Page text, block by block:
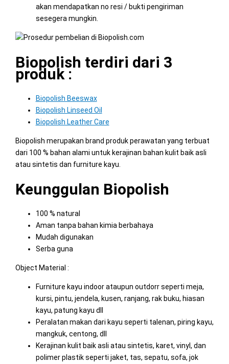
akan mendapatkan no resi / bukti pengiriman
sesegera mungkin.
Biopolish terdiri dari 3
produk :
Biopolish Beeswax
Biopolish Linseed Oil
Biopolish Leather Care
Biopolish merupakan brand produk perawatan yang terbuat
dari 100 % bahan alami untuk kerajinan bahan kulit baik asli
atau sintetis dan furniture kayu.
Keunggulan Biopolish
100 % natural
Aman tanpa bahan kimia berbahaya
Mudah digunakan
Serba guna
Object Material :
Furniture kayu indoor ataupun outdorr seperti meja,
kursi, pintu, jendela, kusen, ranjang, rak buku, hiasan
kayu, patung kayu dll
Peralatan makan dari kayu seperti talenan, piring kayu,
mangkuk, centong, dll
Kerajinan kulit baik asli atau sintetis, karet, vinyl, dan
polimer plastik seperti jaket, tas, sepatu, sofa, jok